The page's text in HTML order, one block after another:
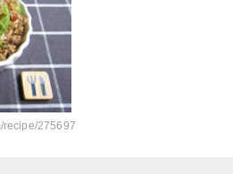
recipe/275697